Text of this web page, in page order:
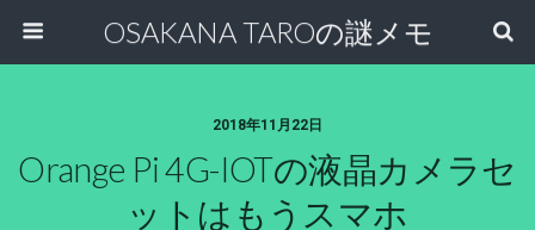
OSAKANA TAROの謎メモ
2018年11月22日
Orange Pi 4G-IOTの液晶カメラセ
ットはもうスマホ